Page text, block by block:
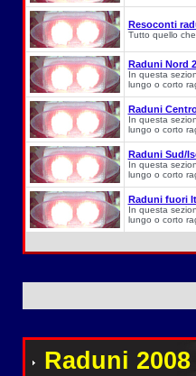
Resoconti
Tutto quello
Raduni Nord
In questa
lungo o corto
Raduni
In questa
lungo o corto
Raduni Sud/
In questa
lungo o corto
Raduni fuori
In questa
lungo o corto
Raduni 2008